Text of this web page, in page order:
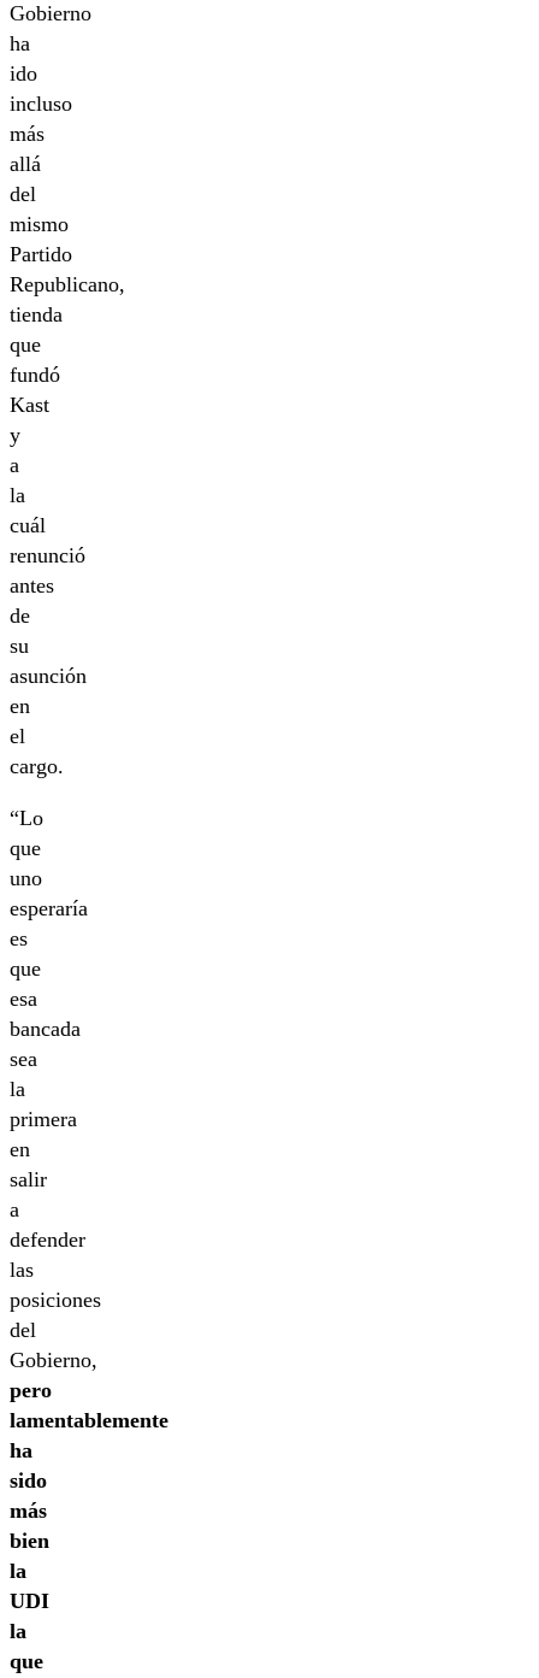
Gobierno
ha
ido
incluso
más
allá
del
mismo
Partido
Republicano,
tienda
que
fundó
Kast
y
a
la
cuál
renunció
antes
de
su
asunción
en
el
cargo.
“Lo
que
uno
esperaría
es
que
esa
bancada
sea
la
primera
en
salir
a
defender
las
posiciones
del
Gobierno,
pero
lamentablemente
ha
sido
más
bien
la
UDI
la
que